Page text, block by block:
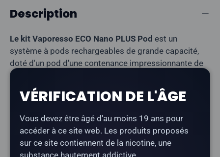
Description
Le kit Vaporesso ECO Nano PLUS Pod est un
système à pods rechargeables de grande capacité,
doté d'un pod d'une contenance impressionnante de
10 ml et d'une batterie de 1 400 mAh permettant
plusieurs jours d'utilisation entre deux recharges. Il
intègre la technologie COREX Smooth Heating et
batterie.
Type de produit :Système à capsule ouverte
VÉRIFICATION DE L'ÂGE
Vous devez être âgé d'au moins 19 ans pour
accéder à ce site web. Les produits proposés
sur ce site contiennent de la nicotine, une